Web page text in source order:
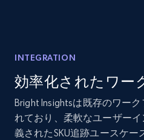
Etsy
URL, Product id, Listing
Reviews count shop,
price, and more.
1.9K+ 323+
INTEGRATION
効率化されたワー
Bright Insightsは既存のワー
れており、柔軟なユーザー
義されたSKU追跡ユースケ